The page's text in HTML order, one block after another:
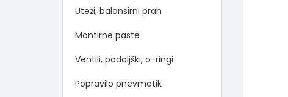
Uteži, balansirni prah
Montirne paste
Ventili, podaljški, o-ringi
Popravilo pnevmatik